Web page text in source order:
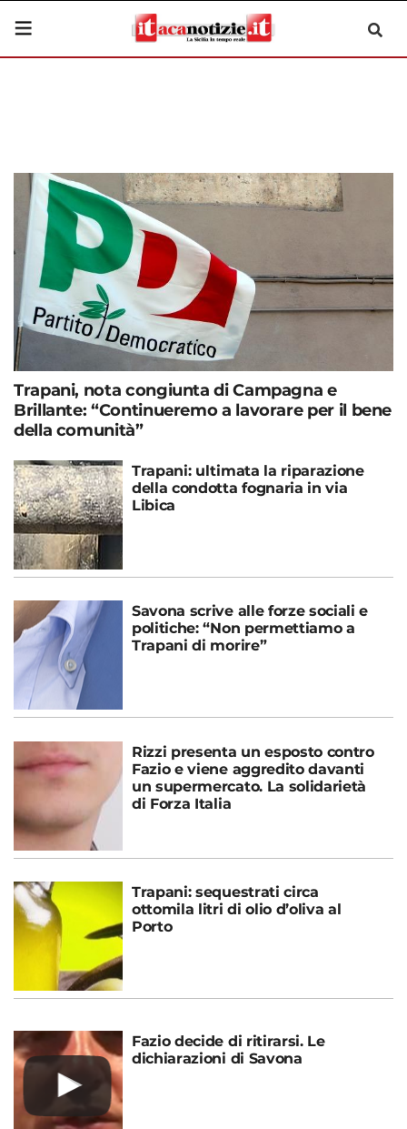
Trapani, nota congiunta di Campagna e
Brillante: “Continueremo a lavorare per il bene
della comunità”
Trapani: ultimata la riparazione
della condotta fognaria in via
Libica
Savona scrive alle forze sociali e
politiche: “Non permettiamo a
Trapani di morire”
Rizzi presenta un esposto contro
Fazio e viene aggredito davanti
un supermercato. La solidarietà
di Forza Italia
Trapani: sequestrati circa
ottomila litri di olio d’oliva al
Porto
Fazio decide di ritirarsi. Le
dichiarazioni di Savona